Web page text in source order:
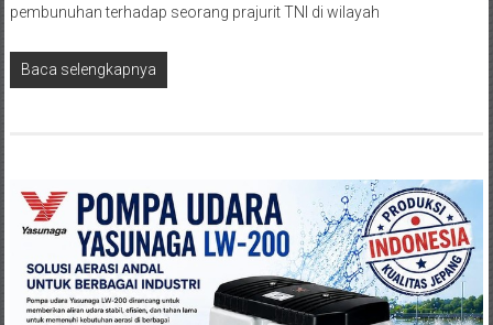
pembunuhan terhadap seorang prajurit TNI di wilayah
Baca selengkapnya